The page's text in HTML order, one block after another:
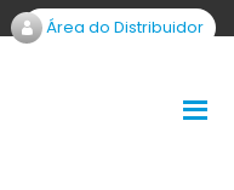
Área do Distribuidor